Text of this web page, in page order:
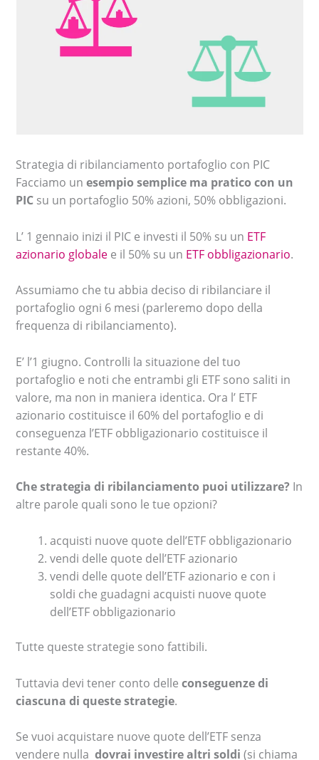
Strategia di ribilanciamento portafoglio con PIC
Facciamo unesempio semplice ma pratico con un
PIC su un portafoglio 50% azioni, 50% obbligazioni.
L’ 1 gennaio inizi il PIC e investi il 50% su un ETF
azionario globale e il 50% su un ETF obbligazionario.
Assumiamo che tu abbia deciso di ribilanciare il
portafoglio ogni 6 mesi (parleremo dopo della
frequenza di ribilanciamento).
E’ l’1 giugno. Controlli la situazione del tuo
portafoglio e noti che entrambi gli ETF sono saliti in
valore, ma non in maniera identica. Ora l’ ETF
azionario costituisce il 60% del portafoglio e di
conseguenza l’ETF obbligazionario costituisce il
restante 40%.
Che strategia di ribilanciamento puoi utilizzare? In
altre parole quali sono le tue opzioni?
acquisti nuove quote dell’ETF obbligazionario
vendi delle quote dell’ETF azionario
vendi delle quote dell’ETF azionario e con i
soldi che guadagni acquisti nuove quote
dell’ETF obbligazionario
Tutte queste strategie sono fattibili.
Tuttavia devi tener conto delleconseguenze di
ciascuna di queste strategie.
Se vuoi acquistare nuove quote dell’ETF senza
vendere nulla dovrai investire altri soldi (si chiama